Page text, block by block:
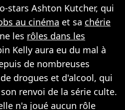
stars Ashton Kutcher, qui
au cinéma et sa chérie
les rôles dans les
Kelly aura eu du mal à
de nombreuses
drogues et d'alcool, qui
renvoi de la série culte.
n'a joué aucun rôle